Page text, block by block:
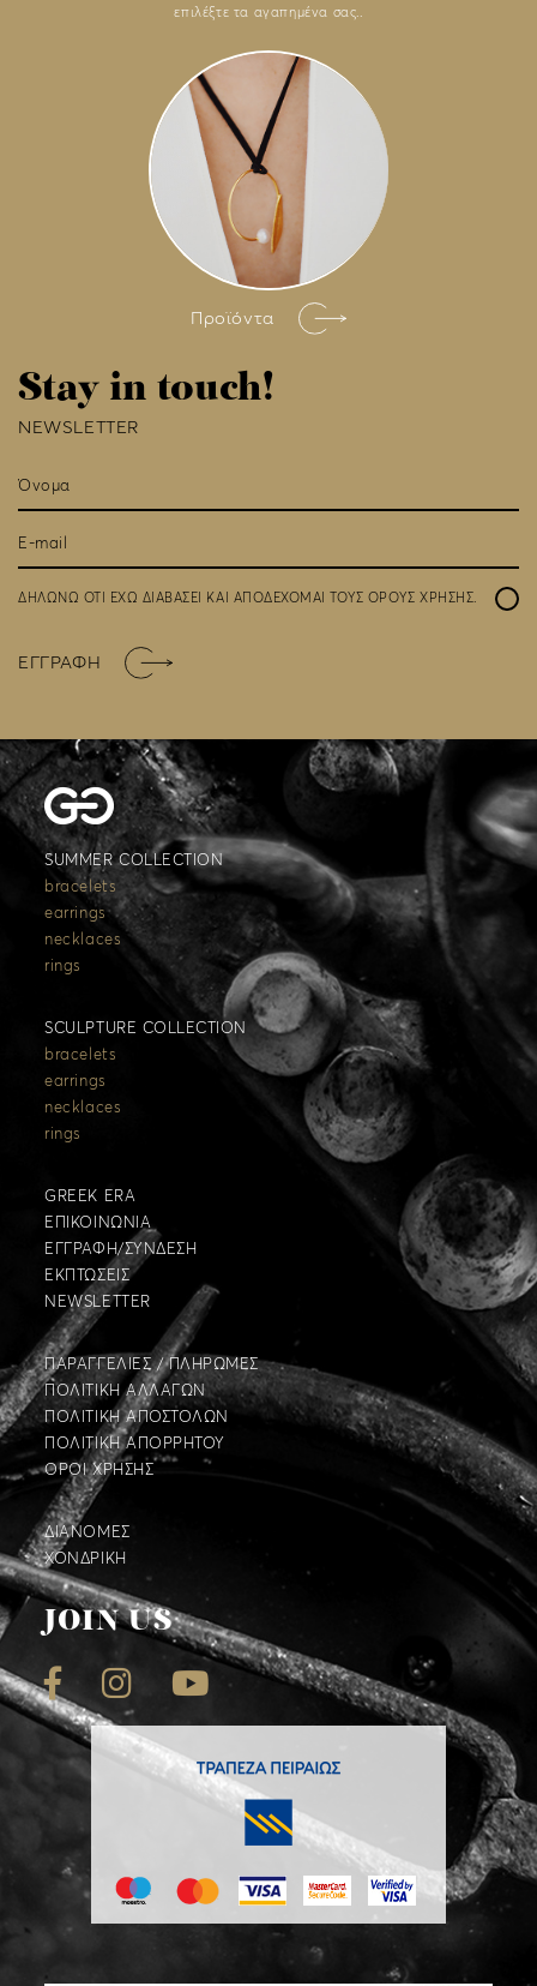
επιλέξτε τα αγαπημένα σας..
Προϊόντα
Stay in touch!
NEWSLETTER
ΔΗΛΩΝΩ ΟΤΙ ΕΧΩ ΔΙΑΒΑΣΕΙ ΚΑΙ ΑΠΟΔΕΧΟΜΑΙ ΤΟΥΣ ΟΡΟΥΣ ΧΡΗΣΗΣ.
ΕΓΓΡΑΦΗ
SUMMER COLLECTION
bracelets
earrings
necklaces
rings
SCULPTURE COLLECTION
bracelets
earrings
necklaces
rings
GREEK ERA
ΕΠΙΚΟΙΝΩΝΙΑ
ΕΓΓΡΑΦΗ/ΣΥΝΔΕΣΗ
ΕΚΠΤΩΣΕΙΣ
NEWSLETTER
ΠΑΡΑΓΓΕΛΙΕΣ / ΠΛΗΡΩΜΕΣ
ΠΟΛΙΤΙΚΗ ΑΛΛΑΓΩΝ
ΠΟΛΙΤΙΚΗ ΑΠΟΣΤΟΛΩΝ
ΠΟΛΙΤΙΚΗ ΑΠΟΡΡΗΤΟΥ
ΟΡΟΙ ΧΡΗΣΗΣ
ΔΙΑΝΟΜΕΣ
ΧΟΝΔΡΙΚΗ
JOIN US